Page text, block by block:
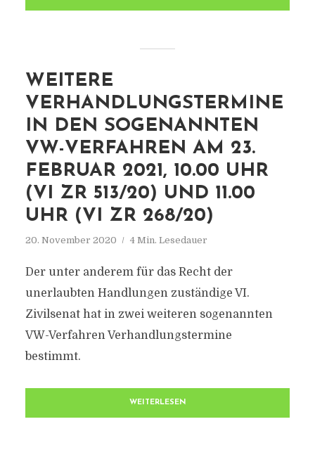
WEITERE
VERHANDLUNGSTERMINE
IN DEN SOGENANNTEN
VW-VERFAHREN AM 23.
FEBRUAR 2021, 10.00 UHR
(VI ZR 513/20) UND 11.00
UHR (VI ZR 268/20)
20. November 2020 4 Min. Lesedauer
Der unter anderem für das Recht der
unerlaubten Handlungen zuständige VI.
Zivilsenat hat in zwei weiteren sogenannten
VW-Verfahren Verhandlungstermine
bestimmt.
WEITERLESEN